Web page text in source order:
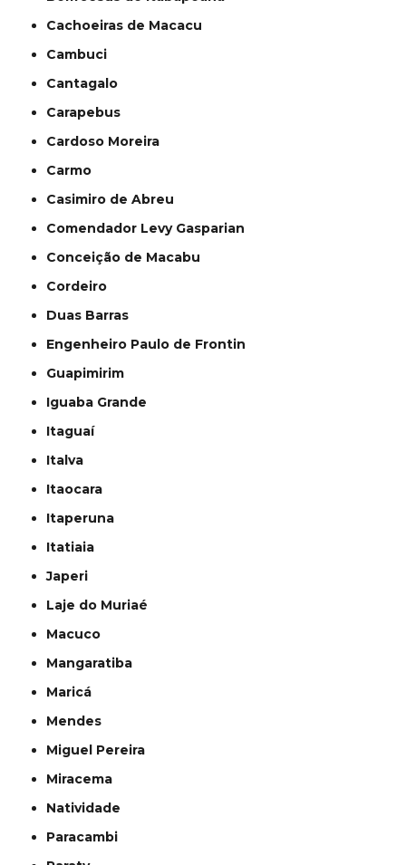
Cachoeiras de Macacu
Cambuci
Cantagalo
Carapebus
Cardoso Moreira
Carmo
Casimiro de Abreu
Comendador Levy Gasparian
Conceição de Macabu
Cordeiro
Duas Barras
Engenheiro Paulo de Frontin
Guapimirim
Iguaba Grande
Itaguaí
Italva
Itaocara
Itaperuna
Itatiaia
Japeri
Laje do Muriaé
Macuco
Mangaratiba
Maricá
Mendes
Miguel Pereira
Miracema
Natividade
Paracambi